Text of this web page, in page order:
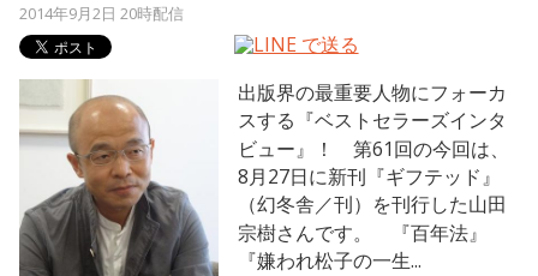
2014年9月2日 20時配信
出版界の最重要人物にフォーカ
スする『ベストセラーズインタ
ビュー』！ 第61回の今回は、
8月27日に新刊『ギフテッド』
（幻冬舎／刊）を刊行した山田
宗樹さんです。 『百年法』
『嫌われ松子の一生...